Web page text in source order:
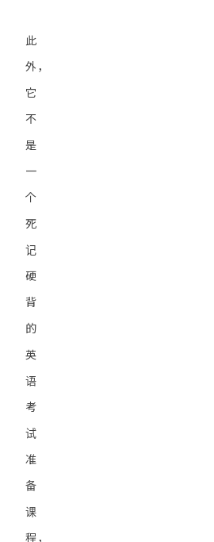
此
外，
它
不
是
一
个
死
记
硬
背
的
英
语
考
试
准
备
课
程，